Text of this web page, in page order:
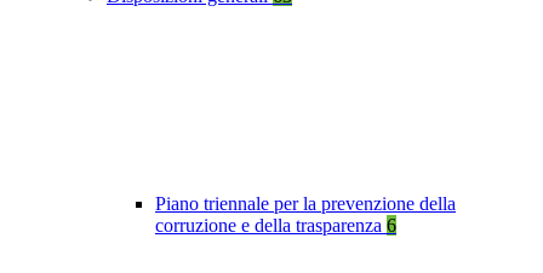
Piano triennale per la prevenzione della
corruzione e della trasparenza 6